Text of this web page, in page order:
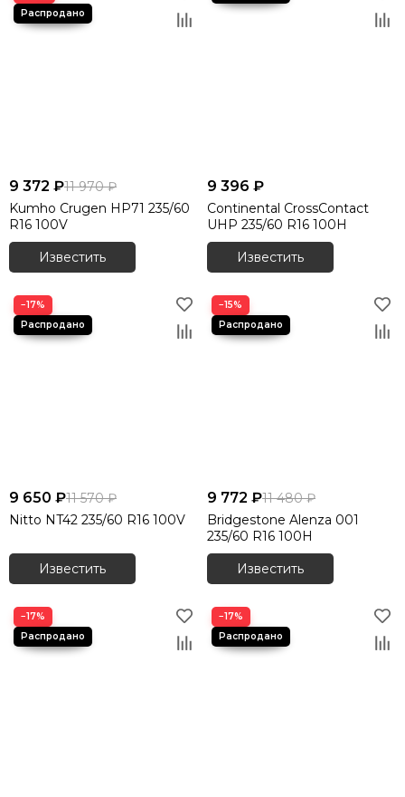
9 372 ₽11 970 ₽
Kumho Crugen HP71 235/60
R16 100V
Известить
9 396 ₽
Continental CrossContact
UHP 235/60 R16 100H
Известить
−17%
9 650 ₽11 570 ₽
Nitto NT42 235/60 R16 100V
Известить
−15%
9 772 ₽11 480 ₽
Bridgestone Alenza 001
235/60 R16 100H
Известить
−17% −17%